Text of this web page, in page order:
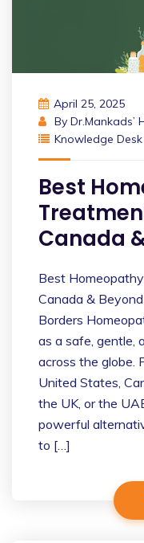
April 25, 2025
By Dr.Mankads’
Knowledge Desk
Best
Canada
Best
Canada &
Borders
as a safe, gentle,
across the globe.
United States,
the UK, or the
powerful
to […]